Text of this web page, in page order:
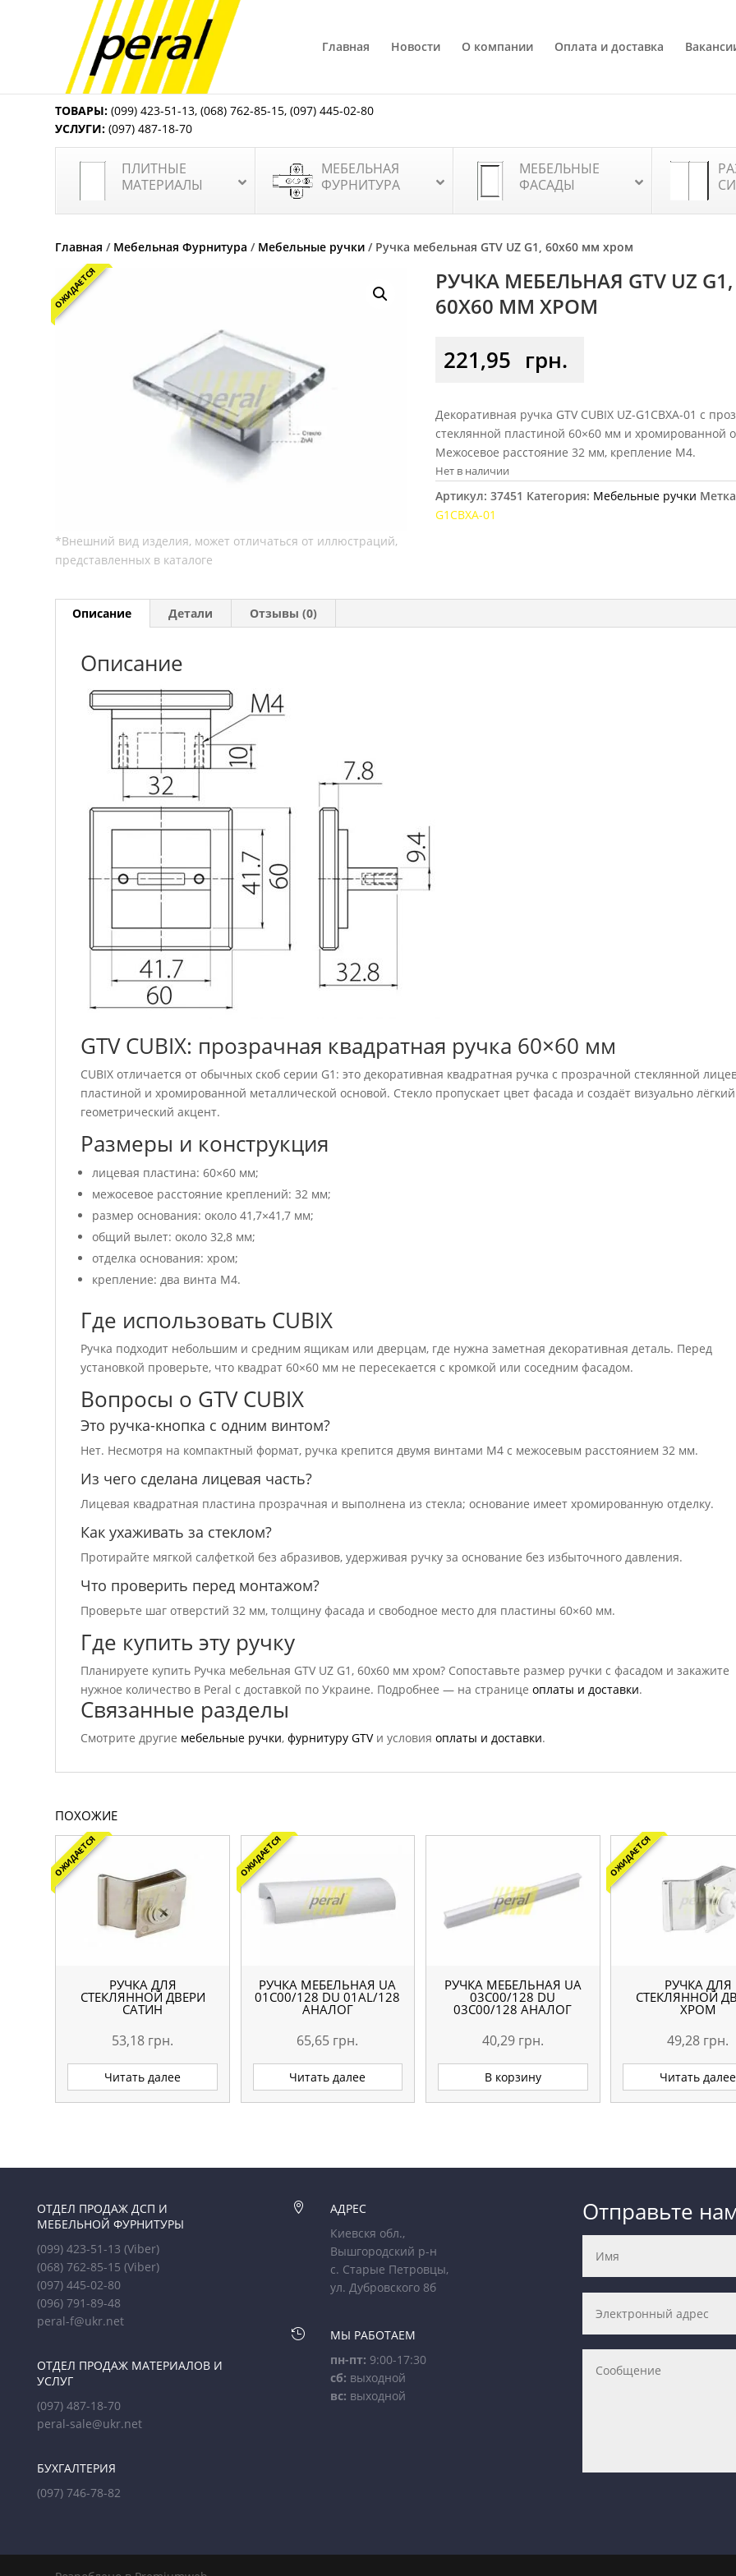
Главная Новости О компании Оплата и доставка
ТОВАРЫ: (099) 423-51-13,(068) 762-85-15,(097) 445-02-80
УСЛУГИ: (097) 487-18-70
ПЛИТНЫЕ
МАТЕРИАЛЫ
МЕБЕЛЬНАЯ
ФУРНИТУРА
МЕБЕЛЬНЫЕ
ФАСАДЫ
Главная / Мебельная Фурнитура / Мебельные ручки / Ручка мебельная GTV UZ G1, 60х60 мм хром
ОЖИДАЕТСЯ
РУЧКА МЕБЕЛЬНАЯ GTV UZ G1,
60Х60 ММ ХРОМ
221,95 грн.
Декоративная ручка GTV CUBIX UZ-G1CBXA-01 с
стеклянной пластиной 60×60 мм и хромированной
Межосевое расстояние 32 мм, крепление M4.
Нет в наличии
Артикул:37451 Категория: Мебельные ручки
G1CBXA-01
Описание Детали Отзывы (0)
Описание
GTV CUBIX: прозрачная квадратная ручка 60×60 мм
CUBIX отличается от обычных скоб серии G1: это декоративная квадратная ручка с прозрачной стеклянной
пластиной и хромированной металлической основой. Стекло пропускает цвет фасада и создаёт визуально лёгкий
геометрический акцент.
Размеры и конструкция
лицевая пластина: 60×60 мм;
межосевое расстояние креплений: 32 мм;
размер основания: около 41,7×41,7 мм;
общий вылет: около 32,8 мм;
отделка основания: хром;
крепление: два винта M4.
Где использовать CUBIX
Ручка подходит небольшим и средним ящикам или дверцам, где нужна заметная декоративная деталь. Перед
установкой проверьте, что квадрат 60×60 мм не пересекается с кромкой или соседним фасадом.
Вопросы о GTV CUBIX
Это ручка-кнопка с одним винтом?
Нет. Несмотря на компактный формат, ручка крепится двумя винтами M4 с межосевым расстоянием 32 мм.
Из чего сделана лицевая часть?
Лицевая квадратная пластина прозрачная и выполнена из стекла; основание имеет хромированную отделку.
Как ухаживать за стеклом?
Протирайте мягкой салфеткой без абразивов, удерживая ручку за основание без избыточного давления.
Что проверить перед монтажом?
Проверьте шаг отверстий 32 мм, толщину фасада и свободное место для пластины 60×60 мм.
Где купить эту ручку
Планируете купить Ручка мебельная GTV UZ G1, 60х60 мм хром? Сопоставьте размер ручки с фасадом и закажите
нужное количество в Peral с доставкой по Украине. Подробнее — на страницеоплаты и доставки.
Связанные разделы
Смотрите другие мебельные ручки,фурнитуру GTVи условияоплаты и доставки.
ПОХОЖИЕ
ОЖИДАЕТСЯ
РУЧКА ДЛЯ
СТЕКЛЯННОЙ ДВЕРИ
САТИН
53,18 грн.
Читать далее
ОЖИДАЕТСЯ
РУЧКА МЕБЕЛЬНАЯ UA
01С00/128 DU 01AL/128
АНАЛОГ
65,65 грн.
Читать далее
РУЧКА МЕБЕЛЬНАЯ UA
03С00/128 DU
03С00/128 АНАЛОГ
40,29 грн.
В корзину
ОЖИДАЕТСЯ
РУЧКА ДЛЯ
СТЕКЛЯННОЙ
ХРОМ
49,28 грн.
Читать далее
ОТДЕЛ ПРОДАЖ ДСП И
МЕБЕЛЬНОЙ ФУРНИТУРЫ
(099) 423-51-13(Viber)
(068) 762-85-15(Viber)
(097) 445-02-80
(096) 791-89-48
peral-f@ukr.net
ОТДЕЛ ПРОДАЖ МАТЕРИАЛОВ И
УСЛУГ
(097) 487-18-70
peral-sale@ukr.net
БУХГАЛТЕРИЯ
(097) 746-78-82

АДРЕС
Киевскя обл.,
Вышгородский р-н
с. Старые Петровцы,
ул. Дубровского 8б

МЫ РАБОТАЕМ
пн-пт: 9:00-17:30
сб: выходной
вс: выходной
Отправьте